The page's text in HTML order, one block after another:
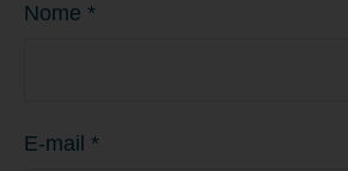
Nome *
E-mail *